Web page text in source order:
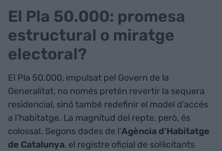
El Pla 50.000: promesa
estructural o miratge
electoral?
El Pla 50.000, impulsat pel Govern de la
Generalitat, no només pretén revertir la sequera
residencial, sinó també redefinir el model d’accés
a l’habitatge. La magnitud del repte, però, és
colossal. Segons dades de l’Agència d’Habitatge
de Catalunya, el registre oficial de sol·licitants